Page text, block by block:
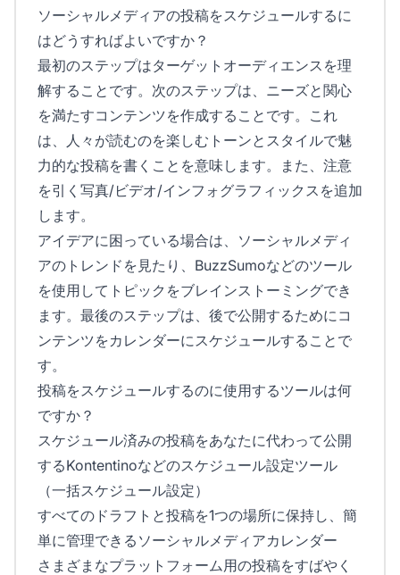
ソーシャルメディアの投稿をスケジュールするに
はどうすればよいですか？
最初のステップはターゲットオーディエンスを理
解することです。次のステップは、ニーズと関心
を満たすコンテンツを作成することです。これ
は、人々が読むのを楽しむトーンとスタイルで魅
力的な投稿を書くことを意味します。また、注意
を引く写真/ビデオ/インフォグラフィックスを追加
します。
アイデアに困っている場合は、ソーシャルメディ
アのトレンドを見たり、BuzzSumoなどのツール
を使用してトピックをブレインストーミングでき
ます。最後のステップは、後で公開するためにコ
ンテンツをカレンダーにスケジュールすることで
す。
投稿をスケジュールするのに使用するツールは何
ですか？
スケジュール済みの投稿をあなたに代わって公開
するKontentinoなどのスケジュール設定ツール
（一括スケジュール設定）
すべてのドラフトと投稿を1つの場所に保持し、簡
単に管理できるソーシャルメディアカレンダー
さまざまなプラットフォーム用の投稿をすばやく